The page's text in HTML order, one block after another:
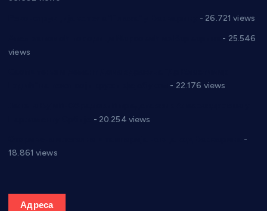
- 26.721 views
- 25.546
views
- 22.176 views
- 20.254 views
-
18.861 views
Адреса